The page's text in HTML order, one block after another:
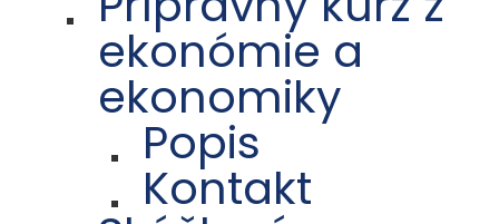
ekonómie a
ekonomiky
Popis
Kontakt